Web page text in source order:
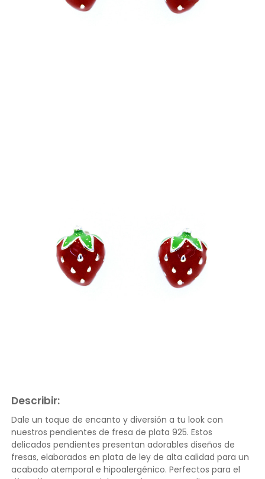
Describir:
Dale un toque de encanto y diversión a tu look con
nuestros pendientes de fresa de plata 925. Estos
delicados pendientes presentan adorables diseños de
fresas, elaborados en plata de ley de alta calidad para un
acabado atemporal e hipoalergénico. Perfectos para el